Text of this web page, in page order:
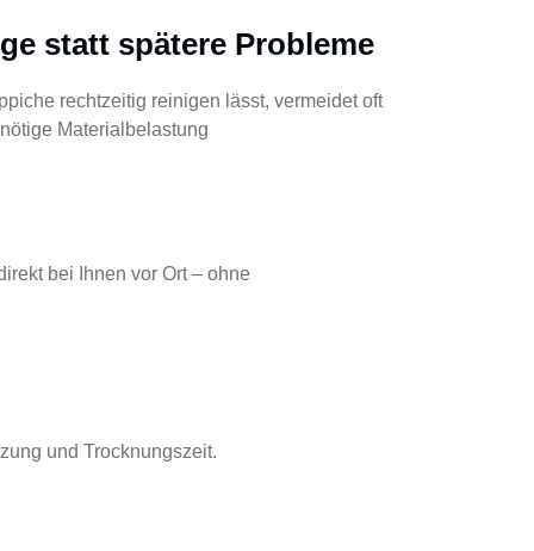
statt spätere Probleme
rechtzeitig reinigen lässt, vermeidet oft
Materialbelastung
bei Ihnen vor Ort – ohne
und Trocknungszeit.